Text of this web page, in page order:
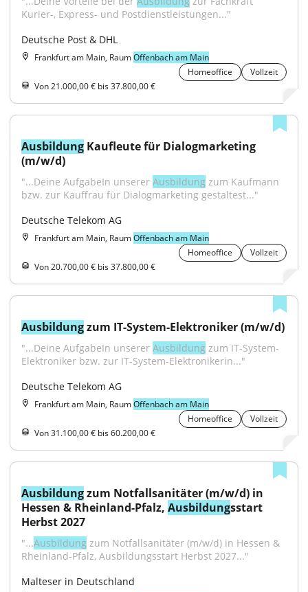
Kurier-, Express- und Postdienstleistungen..."
Deutsche Post & DHL
Frankfurt am Main, RaumOffenbach am Main
Homeoffice
Vollzeit
Von 21.000,00 € bis 37.800,00 €
Ausbildung Kaufleute für Dialogmarketing
(m/w/d)
"...Deine AufgabeIn unserer Ausbildung zum Kaufmann
bzw. zur Kauffrau für Dialogmarketing gestaltest..."
Deutsche Telekom AG
Frankfurt am Main, RaumOffenbach am Main
Homeoffice
Vollzeit
Von 20.700,00 € bis 37.800,00 €
Ausbildung zum IT-System-Elektroniker (m/w/d)
"...Deine AufgabeIn unserer Ausbildung zum IT-System-
Elektroniker bzw. zur IT-System-Elektronikerin..."
Deutsche Telekom AG
Frankfurt am Main, RaumOffenbach am Main
Homeoffice
Vollzeit
Von 31.100,00 € bis 60.200,00 €
Ausbildung zum Notfallsanitäter (m/w/d) in
Hessen & Rheinland-Pfalz, Ausbildungsstart
Herbst 2027
"...Ausbildung zum Notfallsanitäter (m/w/d) in Hessen &
Rheinland-Pfalz, Ausbildungsstart Herbst 2027..."
Malteser in Deutschland